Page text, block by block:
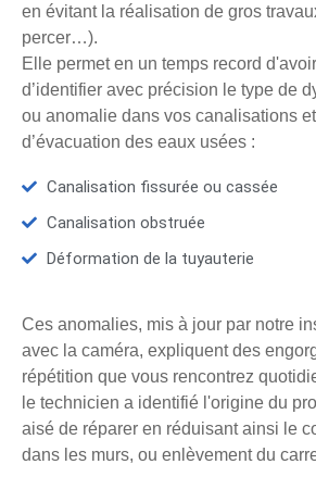
en évitant la réalisation de gros
percer…).
Elle permet en un temps record
d’identifier avec précision le type de
ou anomalie dans vos canalisations
d’évacuation des eaux usées :
Canalisation fissurée ou cassée
Canalisation obstruée
Déformation de la tuyauterie
Ces anomalies, mis à jour par notre
avec la caméra, expliquent des
répétition que vous rencontrez
le technicien a identifié l'origine du
aisé de réparer en réduisant ainsi le
dans les murs, ou enlèvement du